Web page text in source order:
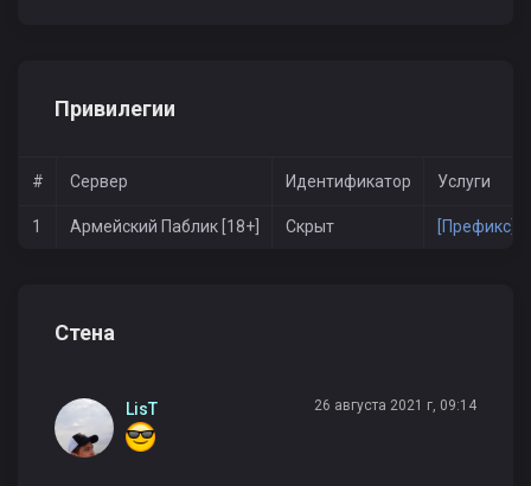
Привилегии
# Сервер Идентификатор Услуги
1 Армейский Паблик [18+] Скрыт [Префикс]
Стена
LisT 26 августа 2021 г, 09:14